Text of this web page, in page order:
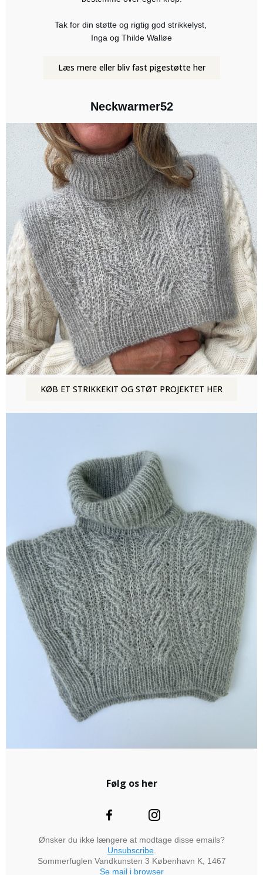
Tak for din støtte og rigtig god strikkelyst,
Inga og Thilde Walløe
Læs mere eller bliv fast pigestøtte her
Neckwarmer52
KØB ET STRIKKEKIT OG STØT PROJEKTET HER
Følg os her
Ønsker du ikke længere at modtage disse emails?
Unsubscribe.
Sommerfuglen Vandkunsten 3 København K, 1467
Se mail i browser